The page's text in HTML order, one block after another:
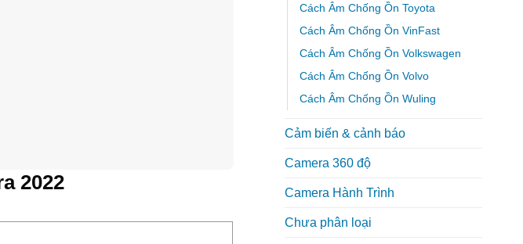
2022
Cách Âm Chống Ồn Toyota
Cách Âm Chống Ồn VinFast
Cách Âm Chống Ồn Volkswagen
Cách Âm Chống Ồn Volvo
Cách Âm Chống Ồn Wuling
Cảm biến & cảnh báo
Camera 360 độ
Camera Hành Trình
Chưa phân loại